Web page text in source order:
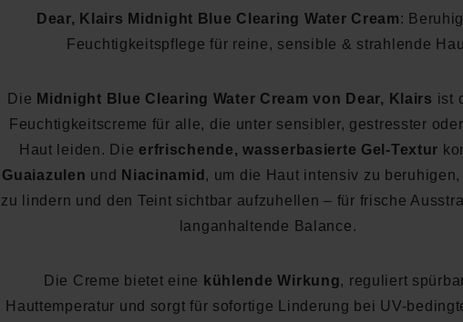
Dear, Klairs Midnight Blue Clearing Water Cream:
Feuchtigkeitspflege für reine, sensible & strahlende
Die Midnight Blue Clearing Water Cream von Dear, Klairs ist
Feuchtigkeitscreme für alle, die unter sensibler, gestresster
Haut leiden. Die erfrischende, wasserbasierte Gel-Textur
Guaiazulen und Niacinamid , um die Haut intensiv zu
zu lindern und den Teint sichtbar aufzuhellen – für frische
langanhaltende Balance.
Die Creme bietet eine kühlende Wirkung, reguliert
Hauttemperatur und sorgt für sofortige Linderung bei UV-